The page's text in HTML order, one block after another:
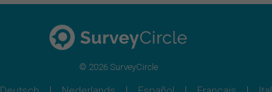
© 2026 SurveyCircle